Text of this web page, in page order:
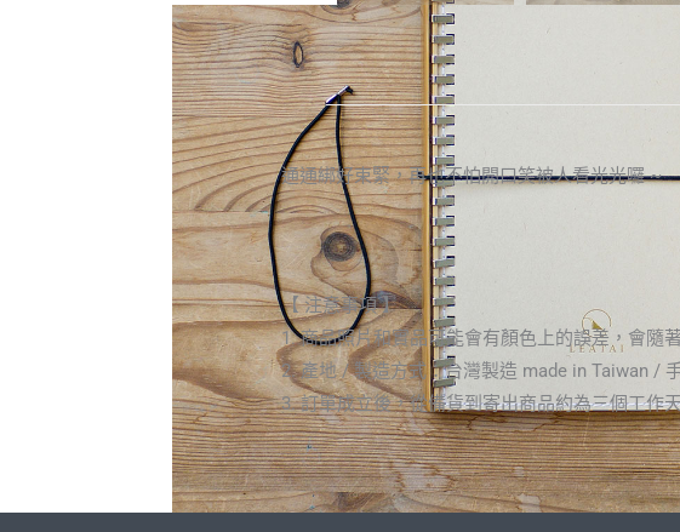
通通綁好束緊，再也不怕開口笑被人看光光囉 ~
【 注意事項 】
1. 商品照片和實品可能會有顏色上的誤差，會隨
2. 產地 / 製造方式：台灣製造 made in Taiwan /
3. 訂單成立後，從備貨到寄出商品約為三個工作